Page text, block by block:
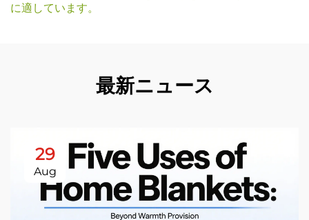
に適しています。
最新ニュース
29
Aug